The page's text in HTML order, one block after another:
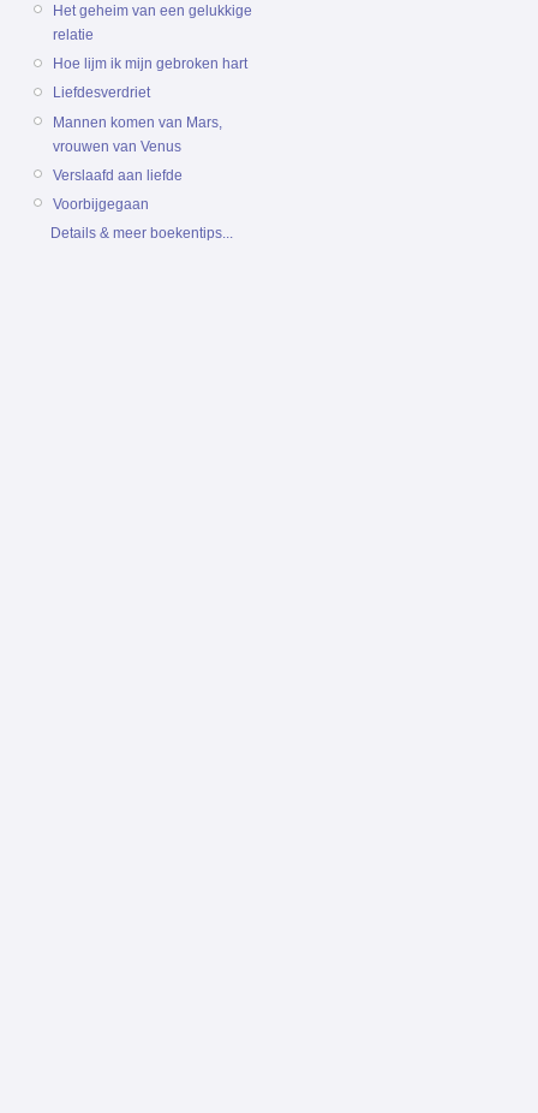
Het geheim van een gelukkige
relatie
Hoe lijm ik mijn gebroken hart
Liefdesverdriet
Mannen komen van Mars,
vrouwen van Venus
Verslaafd aan liefde
Voorbijgegaan
Details & meer boekentips...